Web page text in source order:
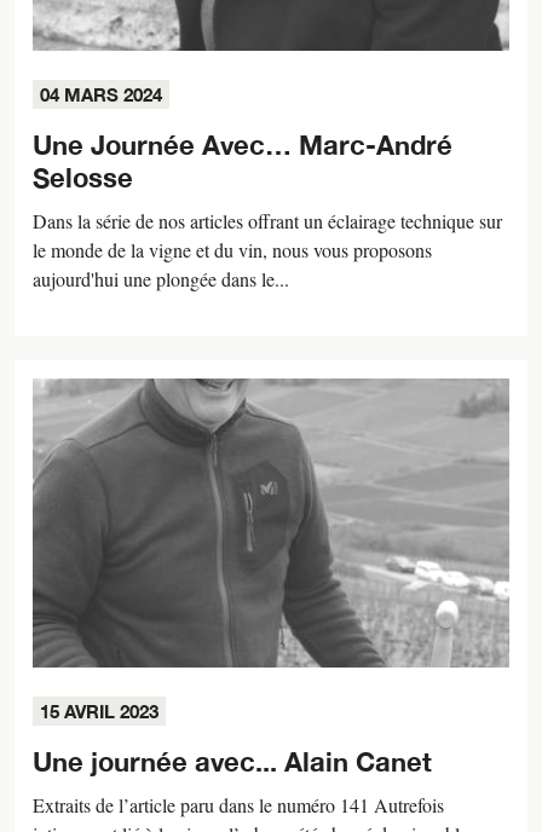
04 MARS 2024
Une Journée Avec… Marc-André
Selosse
Dans la série de nos articles offrant un éclairage technique sur
le monde de la vigne et du vin, nous vous proposons
aujourd'hui une plongée dans le...
15 AVRIL 2023
Une journée avec... Alain Canet
Extraits de l’article paru dans le numéro 141 Autrefois